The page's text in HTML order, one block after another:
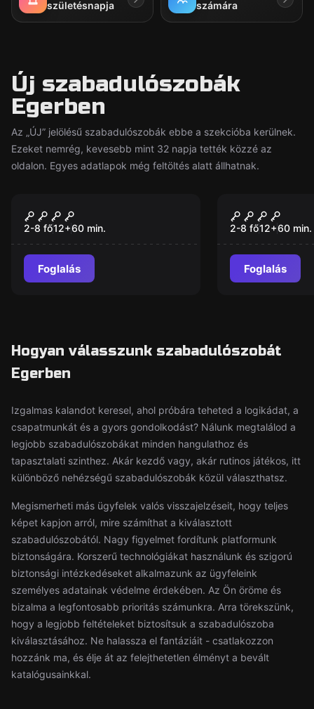
születésnapja
számára
Új szabadulószobák
Egerben
Az „ÚJ” jelölésű szabadulószobák ebbe a szekcióba kerülnek.
Ezeket nemrég, kevesebb mint 32 napja tették közzé az
oldalon. Egyes adatlapok még feltöltés alatt állhatnak.
Új
Mágikus Pince
2-8 fő12+60 min.
Foglalás
Új
MÁGIKUS
MASTER
2-8 fő12+60 min.
Foglalás
Hogyan válasszunk szabadulószobát
Egerben
Izgalmas kalandot keresel, ahol próbára teheted a logikádat, a
csapatmunkát és a gyors gondolkodást? Nálunk megtalálod a
legjobb szabadulószobákat minden hangulathoz és
tapasztalati szinthez. Akár kezdő vagy, akár rutinos játékos, itt
különböző nehézségű szabadulószobák közül választhatsz.
Megismerheti más ügyfelek valós visszajelzéseit, hogy teljes
képet kapjon arról, mire számíthat a kiválasztott
szabadulószobától. Nagy figyelmet fordítunk platformunk
biztonságára. Korszerű technológiákat használunk és szigorú
biztonsági intézkedéseket alkalmazunk az ügyfeleink
személyes adatainak védelme érdekében. Az Ön öröme és
bizalma a legfontosabb prioritás számunkra. Arra törekszünk,
hogy a legjobb feltételeket biztosítsuk a szabadulószoba
kiválasztásához. Ne halassza el fantáziáit - csatlakozzon
hozzánk ma, és élje át az felejthetetlen élményt a bevált
katalógusainkkal.